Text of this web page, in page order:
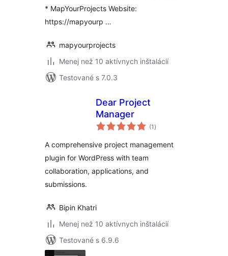
* MapYourProjects Website:
https://mapyourp …
mapyourprojects
Menej než 10 aktívnych inštalácií
Testované s 7.0.3
Dear Project
Manager
(1 celkové
hodnotenie
)
A comprehensive project management
plugin for WordPress with team
collaboration, applications, and
submissions.
Bipin Khatri
Menej než 10 aktívnych inštalácií
Testované s 6.9.6